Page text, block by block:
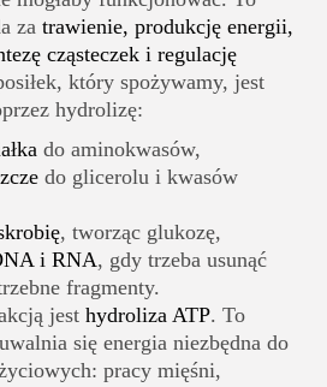
za trawienie, produkcję energii,
cząsteczek i regulację
który spożywamy, jest
hydrolizę:
do aminokwasów,
do glicerolu i kwasów
, tworząc glukozę,
i RNA, gdy trzeba usunąć
fragmenty.
jest hydroliza ATP. To
się energia niezbędna do
pracy mięśni,